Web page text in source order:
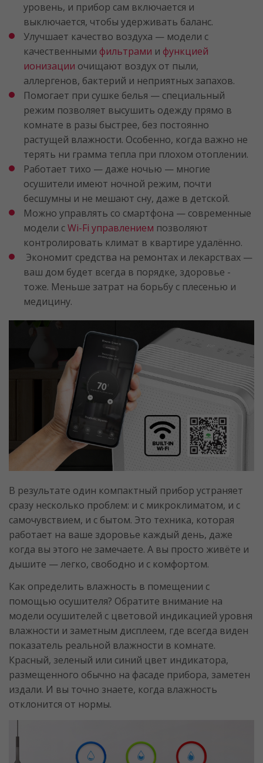
уровень, и прибор сам включается и
выключается, чтобы удерживать баланс.
Улучшает качество воздуха — модели с
качественными фильтрами и функцией
ионизации очищают воздух от пыли,
аллергенов, бактерий и неприятных запахов.
Помогает при сушке белья — специальный
режим позволяет высушить одежду прямо в
комнате в разы быстрее, без постоянно
растущей влажности. Особенно, когда важно не
терять ни грамма тепла при плохом отоплении.
Работает тихо — даже ночью — многие
осушители имеют ночной режим, почти
бесшумны и не мешают сну, даже в детской.
Можно управлять со смартфона — современные
модели сWi-Fi управлением позволяют
контролировать климат в квартире удалённо.
Экономит средства на ремонтах и лекарствах —
ваш дом будет всегда в порядке, здоровье -
тоже. Меньше затрат на борьбу с плесенью и
медицину.
В результате один компактный прибор устраняет
сразу несколько проблем: и с микроклиматом, и с
самочувствием, и с бытом. Это техника, которая
работает на ваше здоровье каждый день, даже
когда вы этого не замечаете. А вы просто живёте и
дышите — легко, свободно и с комфортом.
Как определить влажность в помещении с
помощью осушителя? Обратите внимание на
модели осушителей с цветовой индикацией уровня
влажности и заметным дисплеем, где всегда виден
показатель реальной влажности в комнате.
Красный, зеленый или синий цвет индикатора,
размещенного обычно на фасаде прибора, заметен
издали. И вы точно знаете, когда влажность
отклонится от нормы.